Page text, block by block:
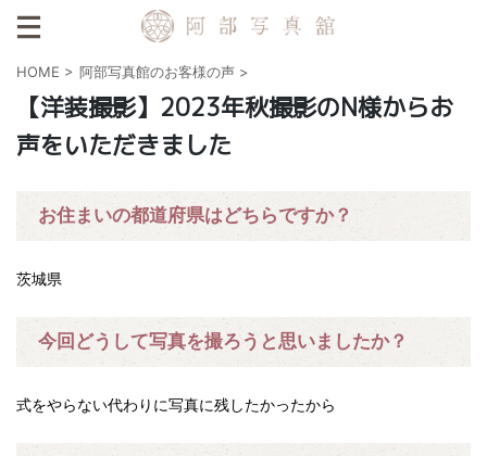
HOME > 阿部写真館のお客様の声 >
【洋装撮影】2023年秋撮影のN様からお
声をいただきました
お住まいの都道府県はどちらですか？
茨城県
今回どうして写真を撮ろうと思いましたか？
式をやらない代わりに写真に残したかったから